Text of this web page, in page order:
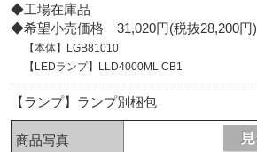
◆工場在庫品
◆希望小売価格 31,020円(税抜28,200円)
【本体】LGB81010
【LEDランプ】LLD4000ML CB1
【ランプ】ランプ別梱包
商品写真